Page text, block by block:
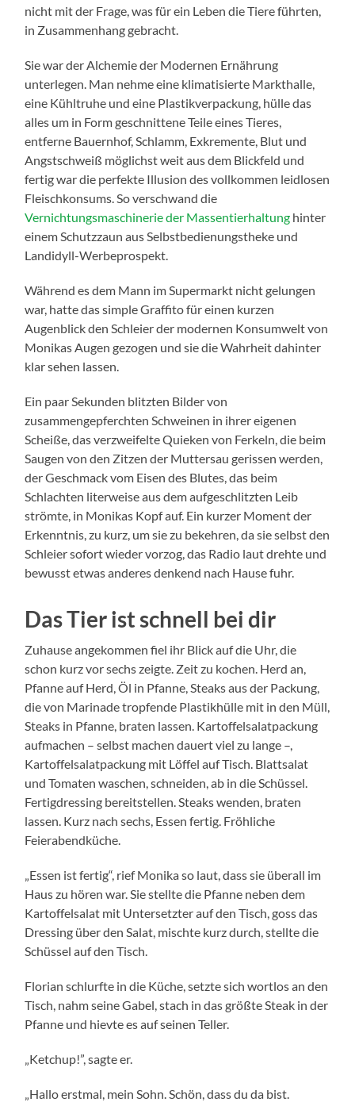
nicht mit der Frage, was für ein Leben die Tiere führten,
in Zusammenhang gebracht.
Sie war der Alchemie der Modernen Ernährung
unterlegen. Man nehme eine klimatisierte Markthalle,
eine Kühltruhe und eine Plastikverpackung, hülle das
alles um in Form geschnittene Teile eines Tieres,
entferne Bauernhof, Schlamm, Exkremente, Blut und
Angstschweiß möglichst weit aus dem Blickfeld und
fertig war die perfekte Illusion des vollkommen leidlosen
Fleischkonsums. So verschwand die
Vernichtungsmaschinerie der Massentierhaltung hinter
einem Schutzzaun aus Selbstbedienungstheke und
Landidyll-Werbeprospekt.
Während es dem Mann im Supermarkt nicht gelungen
war, hatte das simple Graffito für einen kurzen
Augenblick den Schleier der modernen Konsumwelt von
Monikas Augen gezogen und sie die Wahrheit dahinter
klar sehen lassen.
Ein paar Sekunden blitzten Bilder von
zusammengepferchten Schweinen in ihrer eigenen
Scheiße, das verzweifelte Quieken von Ferkeln, die beim
Saugen von den Zitzen der Muttersau gerissen werden,
der Geschmack vom Eisen des Blutes, das beim
Schlachten literweise aus dem aufgeschlitzten Leib
strömte, in Monikas Kopf auf. Ein kurzer Moment der
Erkenntnis, zu kurz, um sie zu bekehren, da sie selbst den
Schleier sofort wieder vorzog, das Radio laut drehte und
bewusst etwas anderes denkend nach Hause fuhr.
Das Tier ist schnell bei dir
Zuhause angekommen fiel ihr Blick auf die Uhr, die
schon kurz vor sechs zeigte. Zeit zu kochen. Herd an,
Pfanne auf Herd, Öl in Pfanne, Steaks aus der Packung,
die von Marinade tropfende Plastikhülle mit in den Müll,
Steaks in Pfanne, braten lassen. Kartoffelsalatpackung
aufmachen – selbst machen dauert viel zu lange –,
Kartoffelsalatpackung mit Löffel auf Tisch. Blattsalat
und Tomaten waschen, schneiden, ab in die Schüssel.
Fertigdressing bereitstellen. Steaks wenden, braten
lassen. Kurz nach sechs, Essen fertig. Fröhliche
Feierabendküche.
„Essen ist fertig“, rief Monika so laut, dass sie überall im
Haus zu hören war. Sie stellte die Pfanne neben dem
Kartoffelsalat mit Untersetzter auf den Tisch, goss das
Dressing über den Salat, mischte kurz durch, stellte die
Schüssel auf den Tisch.
Florian schlurfte in die Küche, setzte sich wortlos an den
Tisch, nahm seine Gabel, stach in das größte Steak in der
Pfanne und hievte es auf seinen Teller.
„Ketchup!”, sagte er.
„Hallo erstmal, mein Sohn. Schön, dass du da bist.